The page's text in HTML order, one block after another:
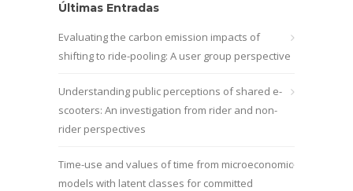
Últimas Entradas
Evaluating the carbon emission impacts of
shifting to ride-pooling: A user group perspective
Understanding public perceptions of shared e-
scooters: An investigation from rider and non-
rider perspectives
Time-use and values of time from microeconomic
models with latent classes for committed